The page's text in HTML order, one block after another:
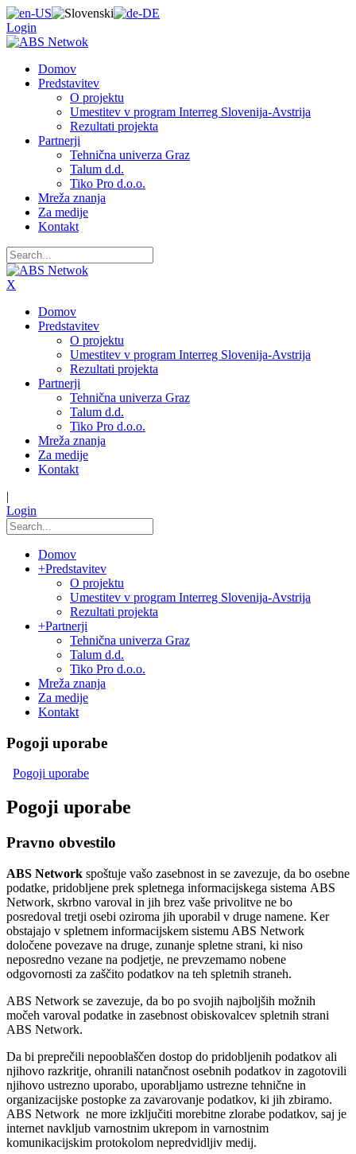
Login
Domov
Predstavitev
O projektu
Umestitev v program Interreg Slovenija-Avstrija
Rezultati projekta
Partnerji
Tehnična univerza Graz
Talum d.d.
Tiko Pro d.o.o.
Mreža znanja
Za medije
Kontakt
X
Domov
Predstavitev
O projektu
Umestitev v program Interreg Slovenija-Avstrija
Rezultati projekta
Partnerji
Tehnična univerza Graz
Talum d.d.
Tiko Pro d.o.o.
Mreža znanja
Za medije
Kontakt
|
Login
Domov
+Predstavitev
O projektu
Umestitev v program Interreg Slovenija-Avstrija
Rezultati projekta
+Partnerji
Tehnična univerza Graz
Talum d.d.
Tiko Pro d.o.o.
Mreža znanja
Za medije
Kontakt
Pogoji uporabe
Pogoji uporabe
Pogoji uporabe
Pravno obvestilo
ABS Network spoštuje vašo zasebnost in se zavezuje, da bo osebne
podatke, pridobljene prek spletnega informacijskega sistema ABS
Network, skrbno varoval in jih brez vaše privolitve ne bo
posredoval tretji osebi oziroma jih uporabil v druge namene. Ker
obstajajo v spletnem informacijskem sistemu ABS Network
določene povezave na druge, zunanje spletne strani, ki niso
neposredno vezane na podjetje, ne prevzemamo nobene
odgovornosti za zaščito podatkov na teh spletnih straneh.
ABS Network se zavezuje, da bo po svojih najboljših možnih
močeh varoval podatke in zasebnost obiskovalcev spletnih strani
ABS Network.
Da bi preprečili nepooblaščen dostop do pridobljenih podatkov ali
njihovo razkritje, ohranili natančnost osebnih podatkov in zagotovili
njihovo ustrezno uporabo, uporabljamo ustrezne tehnične in
organizacijske postopke za zavarovanje podatkov, ki jih zbiramo.
ABS Network ne more izključiti morebitne zlorabe podatkov, saj je
internet navkljub varnostnim ukrepom in varnostnim
komunikacijskim protokolom nepredvidljiv medij.